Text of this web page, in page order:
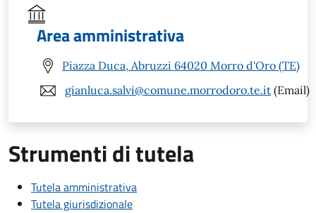
Area amministrativa
Piazza Duca, Abruzzi 64020 Morro d'Oro (TE)
gianluca.salvi@comune.morrodoro.te.it (Email)
Strumenti di tutela
Tutela amministrativa
Tutela giurisdizionale